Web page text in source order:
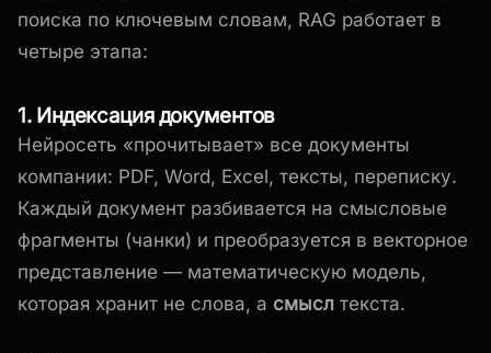
поиска по ключевым словам, RAG работает в
четыре этапа:
1. Индексация документов
Нейросеть «прочитывает» все документы
компании: PDF, Word, Excel, тексты, переписку.
Каждый документ разбивается на смысловые
фрагменты (чанки) и преобразуется в векторное
представление — математическую модель,
которая хранит не слова, а смысл текста.